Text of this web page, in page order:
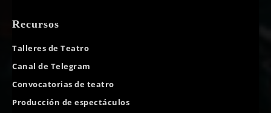
Recursos
Talleres de Teatro
Canal de Telegram
Convocatorias de teatro
Producción de espectáculos